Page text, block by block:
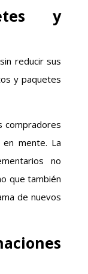
y
reducir sus
y paquetes
compradores
mente. La
no
que también
de nuevos